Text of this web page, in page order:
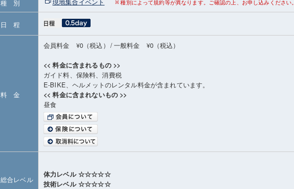
種 別 種別によって規約等が異なります。ご確認の上、お申し込みください。
日 程
料 金
会員料金 ¥0（税込） /一般料金 ¥0（税込）
<< 料金に含まれるもの >>
ガイド料、保険料、消費税
E-BIKE、ヘルメットのレンタル料金が含まれています。
<< 料金に含まれないもの >>
昼食
総合レベル
体力レベル ☆☆☆☆☆
技術レベル ☆☆☆☆☆